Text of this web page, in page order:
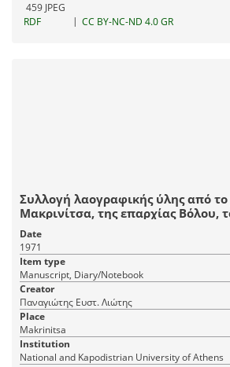
National and Kapodistrian University of Athens
Συλλογή λαογραφικής ύλης από το
Μακρινίτσα, της επαρχίας Βόλου,
Μαγνησίας.
Date
1971
Item type
Manuscript, Diary/Notebook
Creator
Παναγιώτης Ευστ. Λιώτης
Place